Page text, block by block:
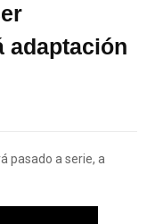
adaptación
pasado a serie, a